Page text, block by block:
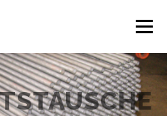
Menü